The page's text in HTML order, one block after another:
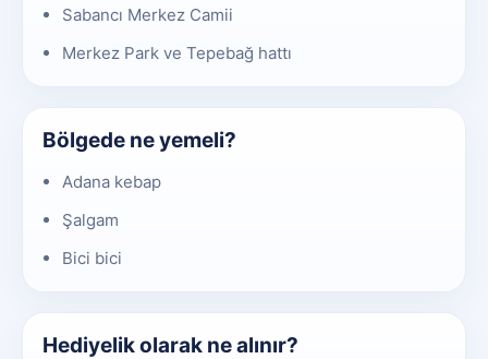
Sabancı Merkez Camii
Merkez Park ve Tepebağ hattı
Bölgede ne yemeli?
Adana kebap
Şalgam
Bici bici
Hediyelik olarak ne alınır?